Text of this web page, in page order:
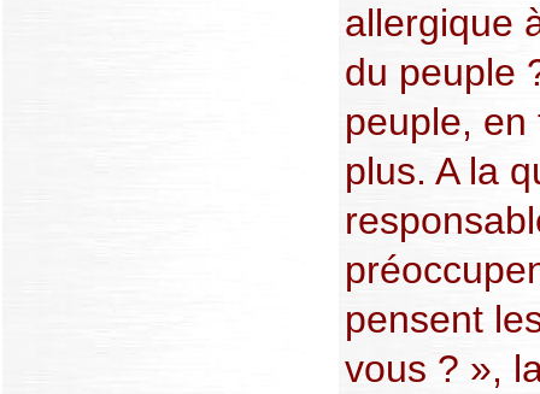
allergique
du peuple
peuple,
plus. A la
pensent
vous ? »,